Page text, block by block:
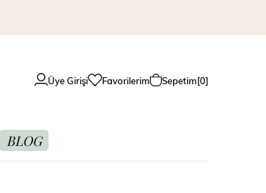
Üye Girişi Favorilerim Sepetim 0
BLOG